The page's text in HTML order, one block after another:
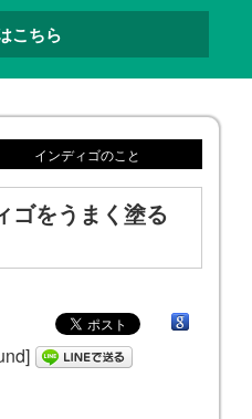
a
t
i
こちら
インディゴのこと
ゴをうまく塗る